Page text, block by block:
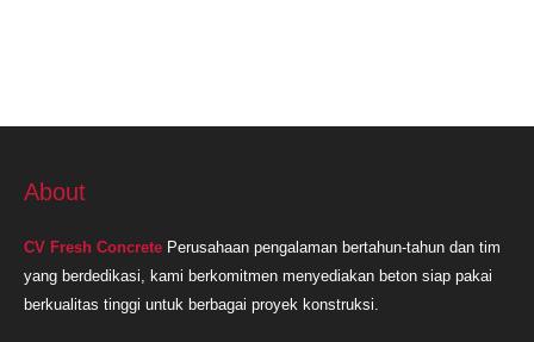
About
CV Fresh Concrete Perusahaan pengalaman bertahun-tahun dan tim
yang berdedikasi, kami berkomitmen menyediakan beton siap pakai
berkualitas tinggi untuk berbagai proyek konstruksi.